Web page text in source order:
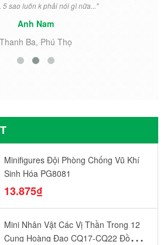
5 sao luôn k phải nói gì nữa..."
Anh Nam
Thanh Ba, Phú Thọ
Minifigures Đội Phòng Chống Vũ Khí
Sinh Hóa PG8081
13.875₫
Mini Nhân Vật Các Vị Thần Trong 12
Cung Hoàng Đạo CQ17-CQ22 Đồ